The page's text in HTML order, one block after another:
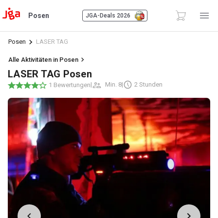
Posen JGA-Deals 2026
Posen LASER TAG
Alle Aktivitäten in Posen
LASER TAG Posen
1 Bewertungen| Min. 8| 2 Stunden